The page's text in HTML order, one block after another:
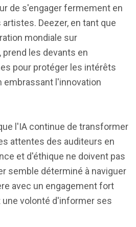
de s'engager fermement en
Deezer, en tant que
mondiale sur
prend les devants en
pour protéger les intérêts
embrassant l'innovation
l'IA continue de transformer
attentes des auditeurs en
et d'éthique ne doivent pas
semble déterminé à naviguer
avec un engagement fort
volonté d'informer ses